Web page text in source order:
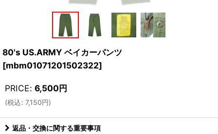
80's US.ARMY ベイカーパンツ
[mbm01071201502322]
PRICE: 6,500円
(税込: 7,150円)
返品・交換に関する重要事項